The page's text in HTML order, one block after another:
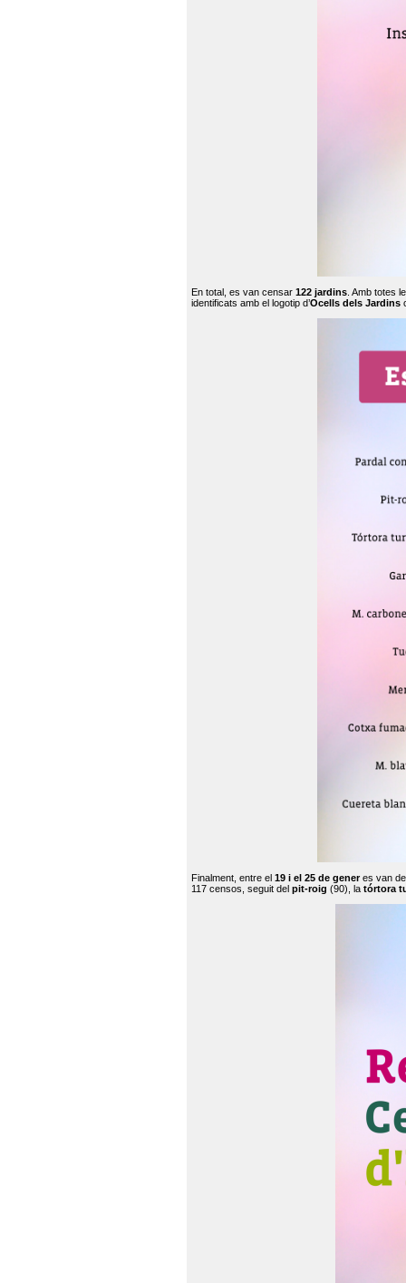
En total, es van censar 122 jardins . Amb totes
identificats amb el logotip d’Ocells dels Jardins
Finalment, entre el 19 i el 25 de generes van
117 censos, seguit del pit-roig (90), la tórtora